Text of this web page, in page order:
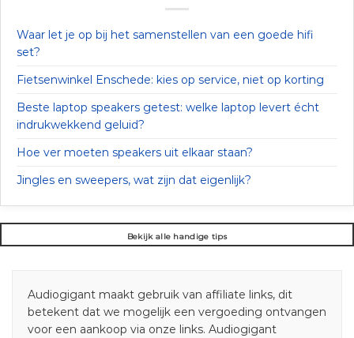
Waar let je op bij het samenstellen van een goede hifi
set?
Fietsenwinkel Enschede: kies op service, niet op korting
Beste laptop speakers getest: welke laptop levert écht
indrukwekkend geluid?
Hoe ver moeten speakers uit elkaar staan?
Jingles en sweepers, wat zijn dat eigenlijk?
Bekijk alle handige tips
Audiogigant maakt gebruik van affiliate links, dit
betekent dat we mogelijk een vergoeding ontvangen
voor een aankoop via onze links. Audiogigant